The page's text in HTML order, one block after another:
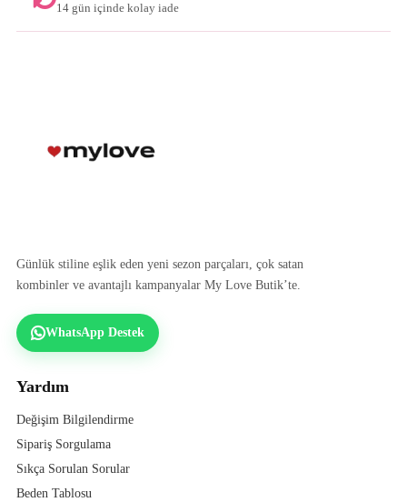
14 gün içinde kolay iade
Günlük stiline eşlik eden yeni sezon parçaları, çok satan
kombinler ve avantajlı kampanyalar My Love Butik’te.
WhatsApp Destek
Yardım
Değişim Bilgilendirme
Sipariş Sorgulama
Sıkça Sorulan Sorular
Beden Tablosu